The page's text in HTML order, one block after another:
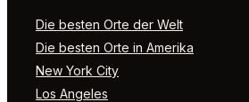
Die besten Orte der Welt
Die besten Orte in Amerika
New York City
Los Angeles